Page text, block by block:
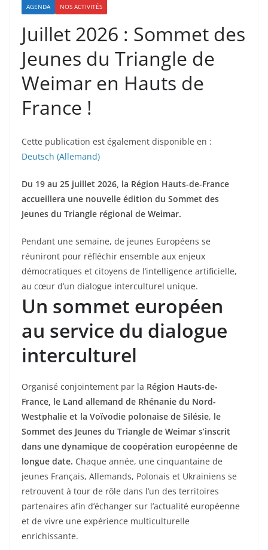
AGENDA NOS ACTIVITÉS
Juillet 2026 : Sommet des
Jeunes du Triangle de
Weimar en Hauts de
France !
Cette publication est également disponible en :
Deutsch (Allemand)
Du 19 au 25 juillet 2026, la Région Hauts-de-France
accueillera une nouvelle édition du Sommet des
Jeunes du Triangle régional de Weimar.
Pendant une semaine, de jeunes Européens se
réuniront pour réfléchir ensemble aux enjeux
démocratiques et citoyens de l’intelligence artificielle,
au cœur d’un dialogue interculturel unique.
Un sommet européen
au service du dialogue
interculturel
Organisé conjointement par la Région Hauts-de-
France, le Land allemand de Rhénanie du Nord-
Westphalie et la Voïvodie polonaise de Silésie, le
Sommet des Jeunes du Triangle de Weimar s’inscrit
dans une dynamique de coopération européenne de
longue date. Chaque année, une cinquantaine de
jeunes Français, Allemands, Polonais et Ukrainiens se
retrouvent à tour de rôle dans l’un des territoires
partenaires afin d’échanger sur l’actualité européenne
et de vivre une expérience multiculturelle
enrichissante.